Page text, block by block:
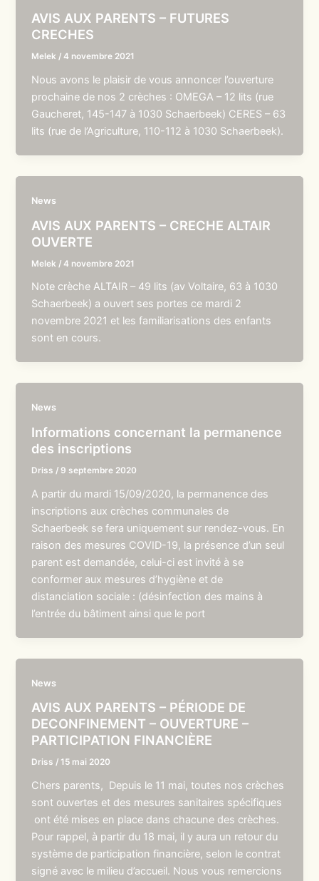
AVIS AUX PARENTS – FUTURES
CRECHES
Melek /4 novembre 2021
Nous avons le plaisir de vous annoncer l’ouverture
prochaine de nos 2 crèches : OMEGA – 12 lits (rue
Gaucheret, 145-147 à 1030 Schaerbeek) CERES – 63
lits (rue de l’Agriculture, 110-112 à 1030 Schaerbeek).
News
AVIS AUX PARENTS – CRECHE ALTAIR
OUVERTE
Melek /4 novembre 2021
Note crèche ALTAIR – 49 lits (av Voltaire, 63 à 1030
Schaerbeek) a ouvert ses portes ce mardi 2
novembre 2021 et les familiarisations des enfants
sont en cours.
News
Informations concernant la permanence
des inscriptions
Driss / 9 septembre 2020
A partir du mardi 15/09/2020, la permanence des
inscriptions aux crèches communales de
Schaerbeek se fera uniquement sur rendez-vous. En
raison des mesures COVID-19, la présence d’un seul
parent est demandée, celui-ci est invité à se
conformer aux mesures d’hygiène et de
distanciation sociale : (désinfection des mains à
l’entrée du bâtiment ainsi que le port
News
AVIS AUX PARENTS – PÉRIODE DE
DECONFINEMENT – OUVERTURE –
PARTICIPATION FINANCIÈRE
Driss /15 mai 2020
Chers parents, Depuis le 11 mai, toutes nos crèches
sont ouvertes et des mesures sanitaires spécifiques
ont été mises en place dans chacune des crèches.
Pour rappel, à partir du 18 mai, il y aura un retour du
système de participation financière, selon le contrat
signé avec le milieu d’accueil. Nous vous remercions